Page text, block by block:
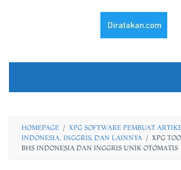
HOMEPAGE / XPG SOFTWARE PEMBUAT
INDONESIA, INGGRIS, DAN LAINNYA / XPG
BHS INDONESIA DAN INGGRIS UNIK OTOMATIS